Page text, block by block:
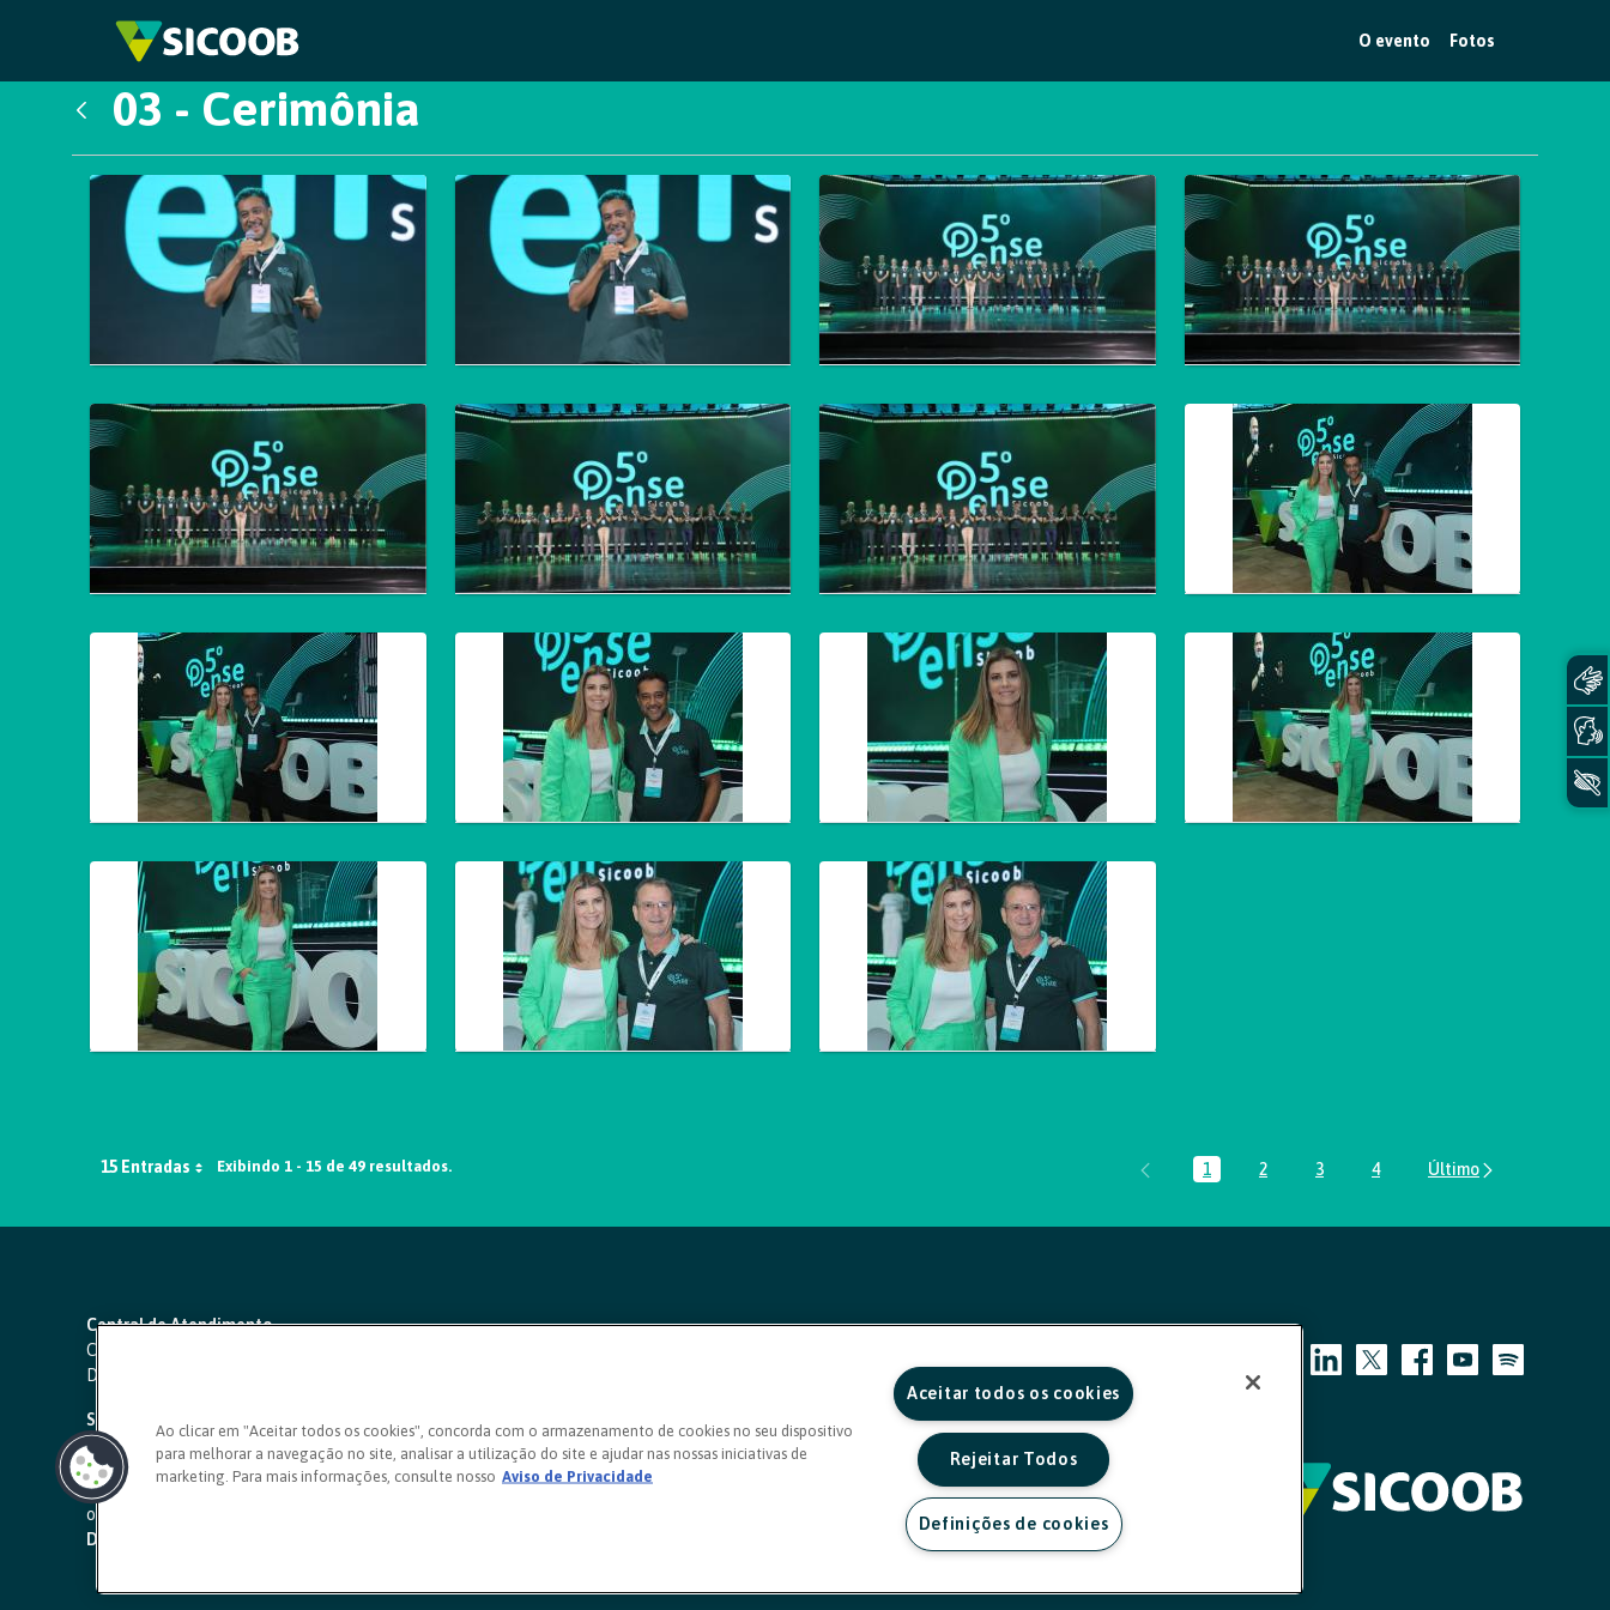
Pular para o Conteúdo principal
O evento Fotos
03 - Cerimônia
Galeria de Mídias
15 Entradas Exibindo 1 - 15 de 49 resultados.
Página
1 Página
2 Página
3 Página
4
Central de Atendimento
Capitais e regiões metropolitanas:
Demais localidades:
SAC 24 horas
Ouvidoria
0800 725 0996
(de segunda a sexta, das 8h às 20h)
ouvidoriasicoob.com.br
Deficientes auditivos ou de fala
Ao clicar em "Aceitar todos os cookies", concorda com o armazenamento de cookies no seu dispositivo
para melhorar a navegação no site, analisar a utilização do site e ajudar nas nossas iniciativas de
marketing. Para mais informações, consulte nosso Aviso de Privacidade
Aceitar todos os cookies
Rejeitar Todos
Definições de cookies